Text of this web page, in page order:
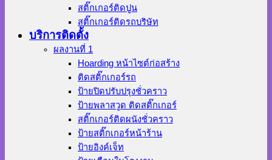
สติ๊กเกอร์ติดปูน
สติ๊กเกอร์ติดรถบริษัท
บริการติดตั้ง
ผลงานที่ 1
Hoarding หน้าไซต์ก่อสร้าง
ติดสติ๊กเกอร์รถ
ป้ายปิดปรับปรุงชั่วคราว
ป้ายพลาสวูด ติดสติ๊กเกอร์
สติ๊กเกอร์ติดผนังชั่วคราว
ป้ายสติ๊กเกอร์หน้าร้าน
ป้ายอิงค์เจ็ท